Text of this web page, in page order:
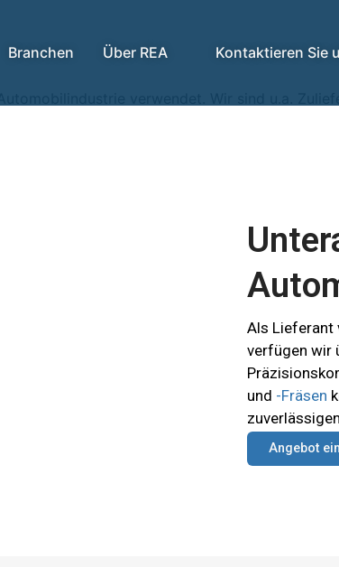
Branchen Über REA Kontaktieren Sie
Als Lieferant
verfügen wir
und -Fräsen
Angebot